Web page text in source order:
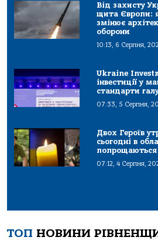
Від захисту
щита Європи:
змінює
оборони
10:13, 6 Серпня,
Ukraine
інвестиції у
стандарти
07:33, 5 Серпня,
Двох Героїв
сьогодні в
попрощаються
07:12, 4 Серпня,
ТОП НОВИНИ